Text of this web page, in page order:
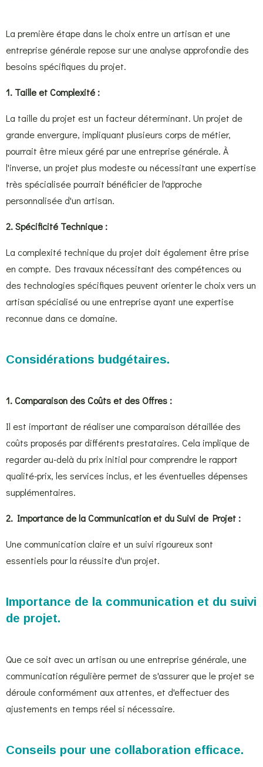
La première étape dans le choix entre un artisan et une
entreprise générale repose sur une analyse approfondie des
besoins spécifiques du projet.
1. Taille et Complexité :
La taille du projet est un facteur déterminant. Un projet de
grande envergure, impliquant plusieurs corps de métier,
pourrait être mieux géré par une entreprise générale. À
l'inverse, un projet plus modeste ou nécessitant une expertise
très spécialisée pourrait bénéficier de l'approche
personnalisée d'un artisan.
2. Spécificité Technique :
La complexité technique du projet doit également être prise
en compte. Des travaux nécessitant des compétences ou
des technologies spécifiques peuvent orienter le choix vers un
artisan spécialisé ou une entreprise ayant une expertise
reconnue dans ce domaine.
Considérations budgétaires.
1. Comparaison des Coûts et des Offres :
Il est important de réaliser une comparaison détaillée des
coûts proposés par différents prestataires. Cela implique de
regarder au-delà du prix initial pour comprendre le rapport
qualité-prix, les services inclus, et les éventuelles dépenses
supplémentaires.
2. Importance de la Communication et du Suivi de Projet :
Une communication claire et un suivi rigoureux sont
essentiels pour la réussite d'un projet.
Importance de la communication et du suivi
de projet.
Que ce soit avec un artisan ou une entreprise générale, une
communication régulière permet de s'assurer que le projet se
déroule conformément aux attentes, et d'effectuer des
ajustements en temps réel si nécessaire.
Conseils pour une collaboration efficace.